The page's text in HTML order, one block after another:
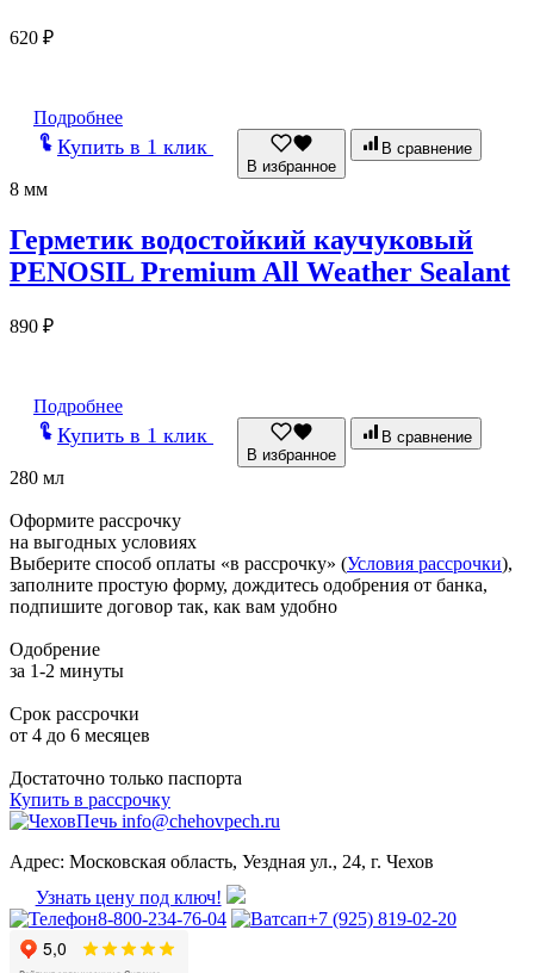
620 ₽
Подробнее
Купить в 1 клик
В избранное
В сравнение
8 мм
Герметик водостойкий каучуковый
PENOSIL Premium All Weather Sealant
890 ₽
Подробнее
Купить в 1 клик
В избранное
В сравнение
280 мл
Оформите рассрочку
на выгодных условиях
Выберите способ оплаты «в рассрочку» (Условия рассрочки),
заполните простую форму, дождитесь одобрения от банка,
подпишите договор так, как вам удобно
Одобрение
за 1-2 минуты
Срок рассрочки
от 4 до 6 месяцев
Достаточно только паспорта
Купить в рассрочку
info@chehovpech.ru
Адрес: Московская область, Уездная ул., 24, г. Чехов
Узнать цену под ключ!
8-800-234-76-04
+7 (925) 819-02-20